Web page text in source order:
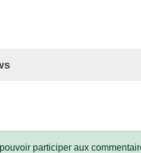
participer aux